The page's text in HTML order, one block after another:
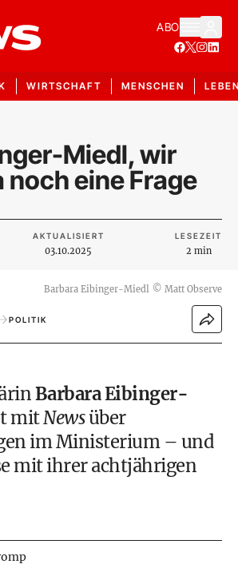
ABO
WIRTSCHAFT MENSCHEN
Miedl, wir
noch eine Frage
AKTUALISIERT
03.10.2025
LESEZEIT
2 min
Barbara Eibinger-Miedl © Matt Observe
POLITIK
Barbara Eibinger-
mitNewsüber
im Ministerium – und
mit ihrer achtjährigen